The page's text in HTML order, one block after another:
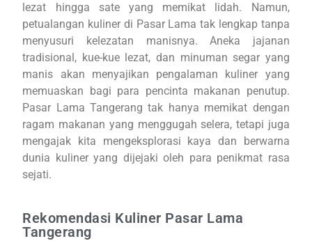
lezat hingga sate yang memikat lidah. Namun,
petualangan kuliner di Pasar Lama tak lengkap tanpa
menyusuri kelezatan manisnya. Aneka jajanan
tradisional, kue-kue lezat, dan minuman segar yang
manis akan menyajikan pengalaman kuliner yang
memuaskan bagi para pencinta makanan penutup.
Pasar Lama Tangerang tak hanya memikat dengan
ragam makanan yang menggugah selera, tetapi juga
mengajak kita mengeksplorasi kaya dan berwarna
dunia kuliner yang dijejaki oleh para penikmat rasa
sejati.
Rekomendasi Kuliner Pasar Lama
Tangerang